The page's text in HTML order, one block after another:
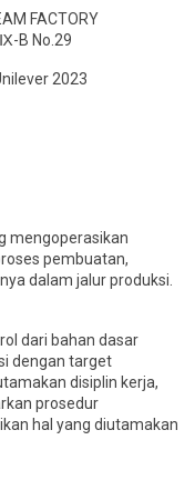
FACTORY
B No.29
2023
mengoperasikan
pembuatan,
dalam jalur produksi.
dari bahan dasar
dengan target
disiplin kerja,
prosedur
hal yang diutamakan